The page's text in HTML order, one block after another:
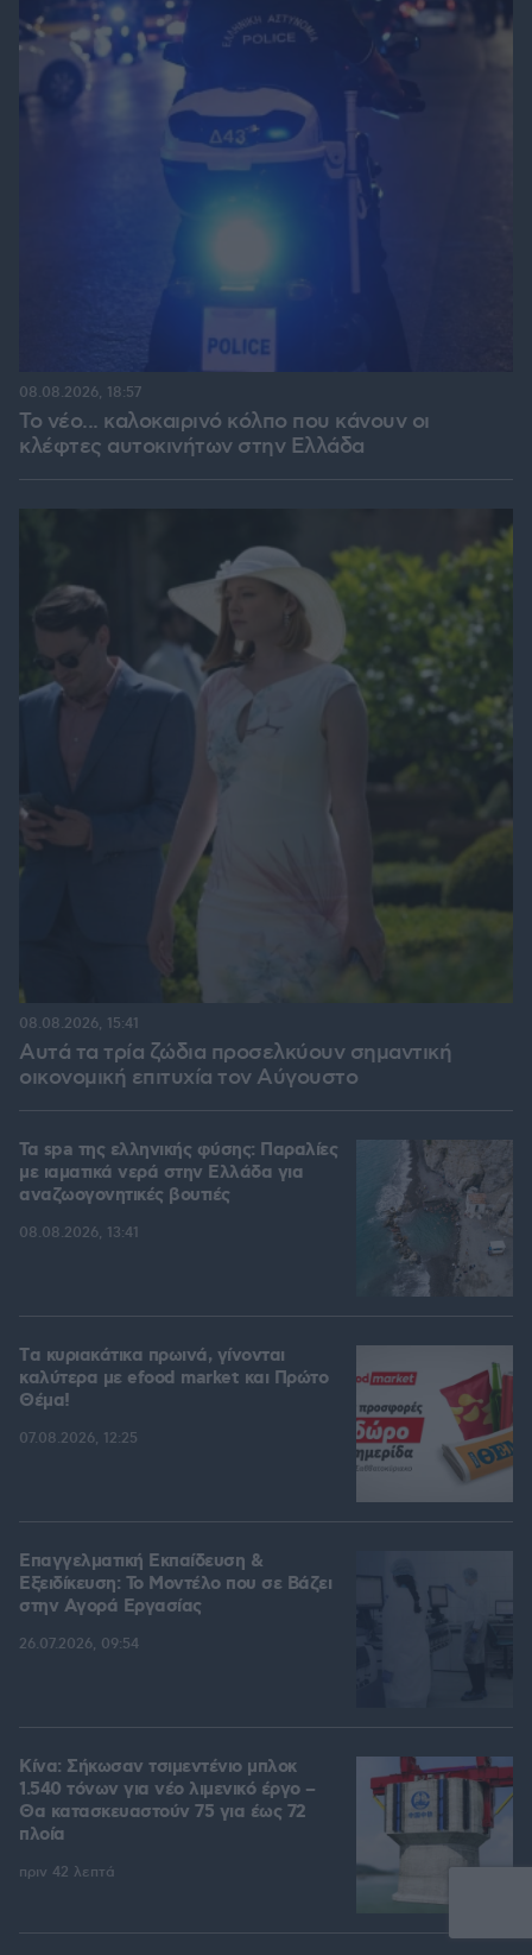
Το νέο... καλοκαιρινό κόλπο που κάνουν οι
κλέφτες αυτοκινήτων στην Ελλάδα
08.08.2026, 18:57
Αυτά τα τρία ζώδια προσελκύουν σημαντική
οικονομική επιτυχία τον Αύγουστο
08.08.2026, 15:41
Τα spa της ελληνικής φύσης: Παραλίες
με ιαματικά νερά στην Ελλάδα για
αναζωογονητικές βουτιές
08.08.2026, 13:41
Tα κυριακάτικα πρωινά, γίνονται
καλύτερα με efood market και Πρώτο
Θέμα!
07.08.2026, 12:25
Επαγγελματική Εκπαίδευση &
Εξειδίκευση: Το Mοντέλο που σε Bάζει
στην Aγορά Eργασίας
26.07.2026, 09:54
Κίνα: Σήκωσαν τσιμεντένιο μπλοκ
1.540 τόνων για νέο λιμενικό έργο –
Θα κατασκευαστούν 75 για έως 72
πλοία
πριν 42 λεπτά